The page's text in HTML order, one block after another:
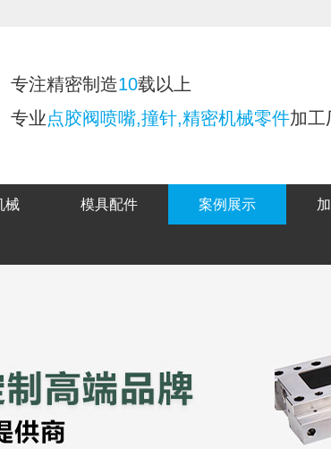
专注精密制造10载以上
专业点胶阀喷嘴,撞针,精密机械零件加工
械 模具配件 案例展示